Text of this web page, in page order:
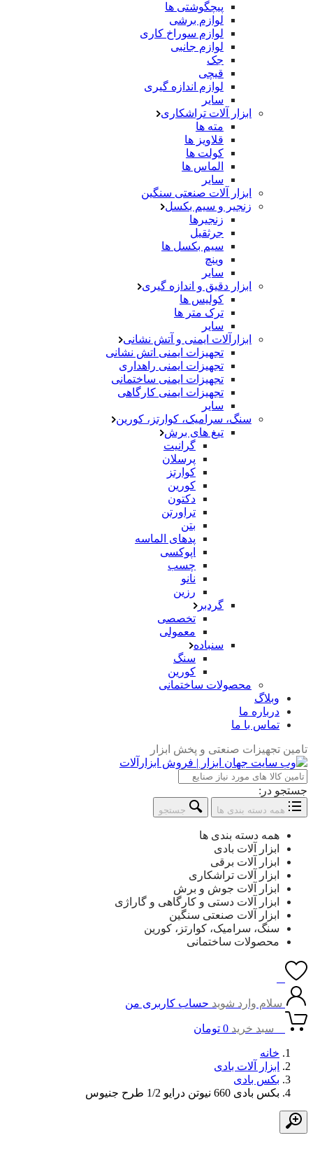
پیچگوشتی ها
لوازم برشی
لوازم سوراخ کاری
لوازم جانبی
جک
قیچی
لوازم اندازه گیری
سایر
ابزار آلات تراشکاری
مته ها
قلاویز ها
کولت ها
الماس ها
سایر
ابزار آلات صنعتی سنگین
زنجیر و سیم بکسل
زنجیرها
جرثقیل
سیم بکسل ها
وینچ
سایر
ابزار دقیق و اندازه گیری
کولیس ها
ترک متر ها
سایر
ابزارآلات ایمنی و آتش نشانی
تجهیزات ایمنی اتش نشانی
تجهیزات ایمنی راهداری
تجهیزات ایمنی ساختمانی
تجهیزات ایمنی کارگاهی
سایر
سنگ، سرامیک، کوارتز، کورین
تیغ های برش
گرانیت
پرسلان
کوارتز
کورین
دکتون
تراورتن
بتن
پدهای الماسه
اپوکسی
چسب
نانو
رزین
گردبر
تخصصی
معمولی
سنباده
سنگ
کورین
محصولات ساختمانی
وبلاگ
درباره ما
تماس با ما
تامین تجهیزات صنعتی و پخش ابزار
جستجو در:
همه دسته بندی ها جستجو
همه دسته بندی ها
ابزار آلات بادی
ابزار آلات برقی
ابزار آلات تراشکاری
ابزار آلات جوش و برش
ابزار آلات دستی و کارگاهی و گاراژی
ابزار آلات صنعتی سنگین
سنگ، سرامیک، کوارتز، کورین
محصولات ساختمانی
سلام وارد شوید حساب کاربری من
سبد خرید 0 تومان
خانه
ابزار آلات بادی
بکس بادی
بکس بادی 660 نیوتن درایو 1/2 طرح جنیوس